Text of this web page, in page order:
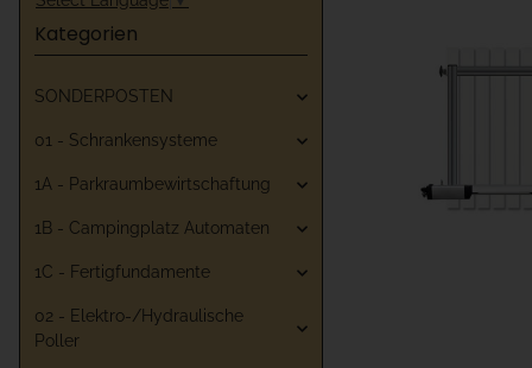
Kategorien
SONDERPOSTEN
01 - Schrankensysteme
1A - Parkraumbewirtschaftung
1B - Campingplatz Automaten
1C - Fertigfundamente
02 - Elektro-/Hydraulische
Poller